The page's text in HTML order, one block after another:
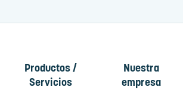
Productos /
Servicios
Nuestra
empresa